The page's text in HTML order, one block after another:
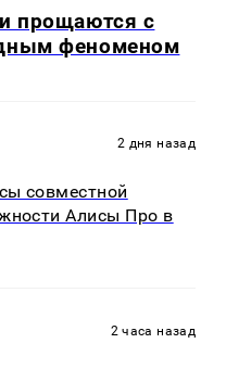
прощаются с
феноменом
2 дня назад
совместной
Алисы Про в
2 часа назад